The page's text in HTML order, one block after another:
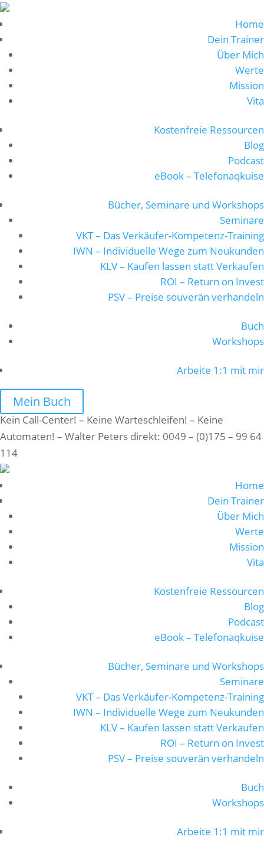
Home
Dein Trainer
Über Mich
Werte
Mission
Vita
Kostenfreie Ressourcen
Blog
Podcast
eBook – Telefonaqkuise
Bücher, Seminare und Workshops
Seminare
VKT – Das Verkäufer-Kompetenz-Training
IWN – Individuelle Wege zum Neukunden
KLV – Kaufen lassen statt Verkaufen
ROI – Return on Invest
PSV – Preise souverän verhandeln
Buch
Workshops
Arbeite 1:1 mit mir
Mein Buch
Kein Call-Center! – Keine Warteschleifen! – Keine
Automaten! – Walter Peters direkt: 0049 – (0)175 – 99 64
114
Home
Dein Trainer
Über Mich
Werte
Mission
Vita
Kostenfreie Ressourcen
Blog
Podcast
eBook – Telefonaqkuise
Bücher, Seminare und Workshops
Seminare
VKT – Das Verkäufer-Kompetenz-Training
IWN – Individuelle Wege zum Neukunden
KLV – Kaufen lassen statt Verkaufen
ROI – Return on Invest
PSV – Preise souverän verhandeln
Buch
Workshops
Arbeite 1:1 mit mir